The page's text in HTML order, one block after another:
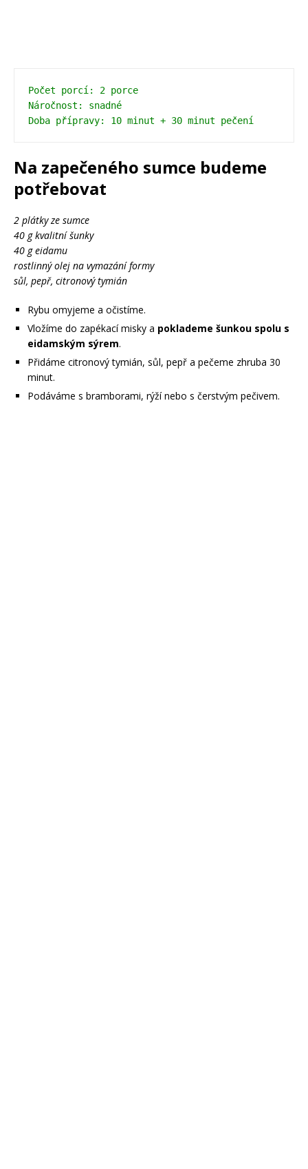
Počet porcí: 2 porce
Náročnost: snadné
Na zapečeného sumce budeme
potřebovat
2 plátky ze sumce
40 g kvalitní šunky
40 g eidamu
rostlinný olej na vymazání formy
sůl, pepř, citronový tymián
Rybu omyjeme a očistíme.
Vložíme do zapékací misky a poklademe šunkou spolu s
eidamským sýrem.
Přidáme citronový tymián, sůl, pepř a pečeme zhruba 30
minut.
Podáváme s bramborami, rýží nebo s čerstvým pečivem.